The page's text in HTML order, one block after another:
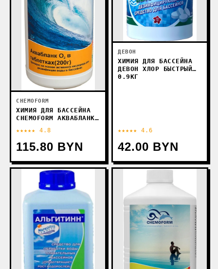
CHEMOFORM
ХИМИЯ ДЛЯ БАССЕЙНА
CHEMOFORM АКВАБЛАНК
200Г 1КГ
★★★★★ 4.8
115.80 BYN
ДЕВОН
ХИМИЯ ДЛЯ БАССЕЙНА
ДЕВОН ХЛОР БЫСТРЫЙ
0.9КГ
★★★★★ 4.6
42.00 BYN